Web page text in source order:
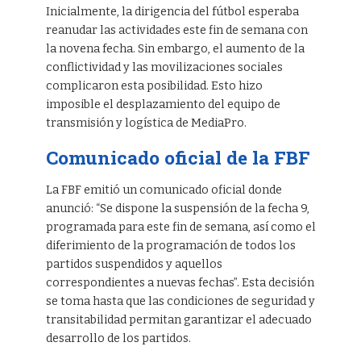
Inicialmente, la dirigencia del fútbol esperaba
reanudar las actividades este fin de semana con
la novena fecha. Sin embargo, el aumento de la
conflictividad y las movilizaciones sociales
complicaron esta posibilidad. Esto hizo
imposible el desplazamiento del equipo de
transmisión y logística de MediaPro.
Comunicado oficial de la FBF
La FBF emitió un comunicado oficial donde
anunció: “Se dispone la suspensión de la fecha 9,
programada para este fin de semana, así como el
diferimiento de la programación de todos los
partidos suspendidos y aquellos
correspondientes a nuevas fechas”. Esta decisión
se toma hasta que las condiciones de seguridad y
transitabilidad permitan garantizar el adecuado
desarrollo de los partidos.